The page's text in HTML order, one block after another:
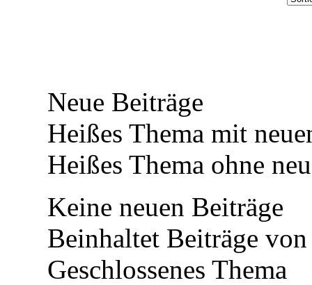
Neue Beiträge
Heißes Thema mit
Heißes Thema ohne
Keine neuen Beiträge
Beinhaltet Beiträge
Geschlossenes Thema